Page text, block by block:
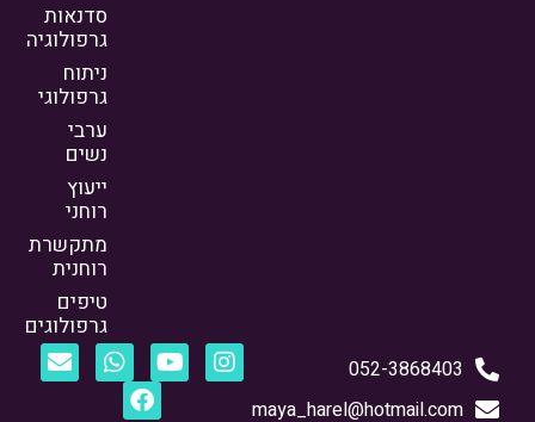
סדנאות
גרפולוגיה
ניתוח
גרפולוגי
ערבי
נשים
ייעוץ
רוחני
מתקשרת
רוחנית
טיפים
גרפולוגים
052-3868403
maya_harel@hotmail.com